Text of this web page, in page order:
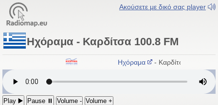
Ακούσετε με δικό σας player
Ηχόραμα - Καρδίτσα 100.8 FM
Ηχόραμα - Καρδίτσα 100.8 FM
Play ▶️ Pause ⏸ Volume - Volume +